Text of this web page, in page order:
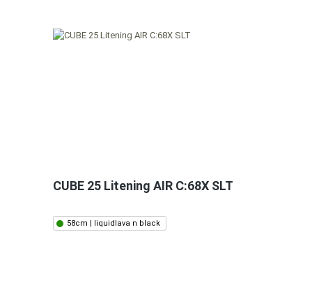
CUBE 25 Litening AIR C:68X SLT
58cm | liquidlava n black